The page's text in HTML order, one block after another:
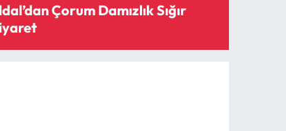
Çorum Damızlık Sığır